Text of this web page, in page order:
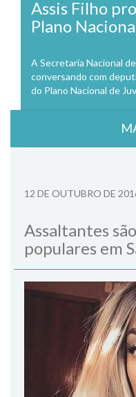
Assis Filho
Plano
A Secretaria Nacional
conversando com
do Plano Nacional de
12 DE OUTUBRO DE
Assaltantes
populares em